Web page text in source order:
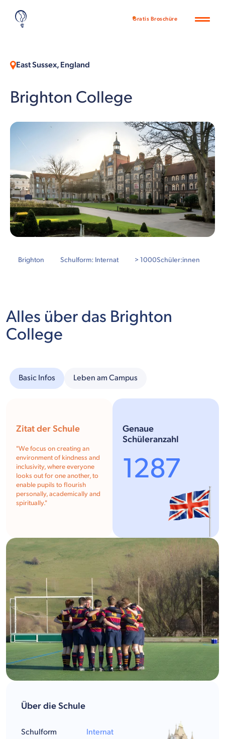
Gratis Broschüre
East Sussex, England
Brighton College
Brighton Schulform: Internat > 1000Schüler:innen
Alles über das Brighton
College
Basic Infos Leben am Campus
Über die Schule
Schulform Internat
Zitat der Schule
"We focus on creating an
environment of kindness and
inclusivity, where everyone
looks out for one another, to
enable pupils to flourish
personally, academically and
spiritually."
Genaue
Schüleranzahl
1287